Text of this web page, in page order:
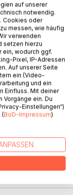
näher
ist zu
Kunstrichtung,
und Ihrer
können.
auf unserer
notwendig.
Cookies oder
messen, wie häufig
verwenden
setzen hierzu
ein, wodurch ggf.
Pixel, IP-Adressen
Auf unserer Seite
ein (Video-
und ein
Einfluss. Mit deiner
ein. Du
Einstellungen“)
(BoD-Impressum)